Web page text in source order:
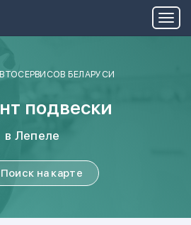
БЕЛАРУСИ
подвески
в Лепеле
Поиск на карте